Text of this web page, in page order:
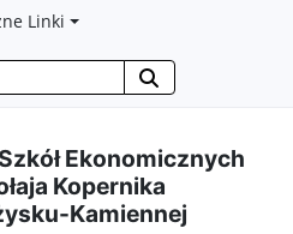
Linki
Ekonomicznych
Kopernika
Kamiennej